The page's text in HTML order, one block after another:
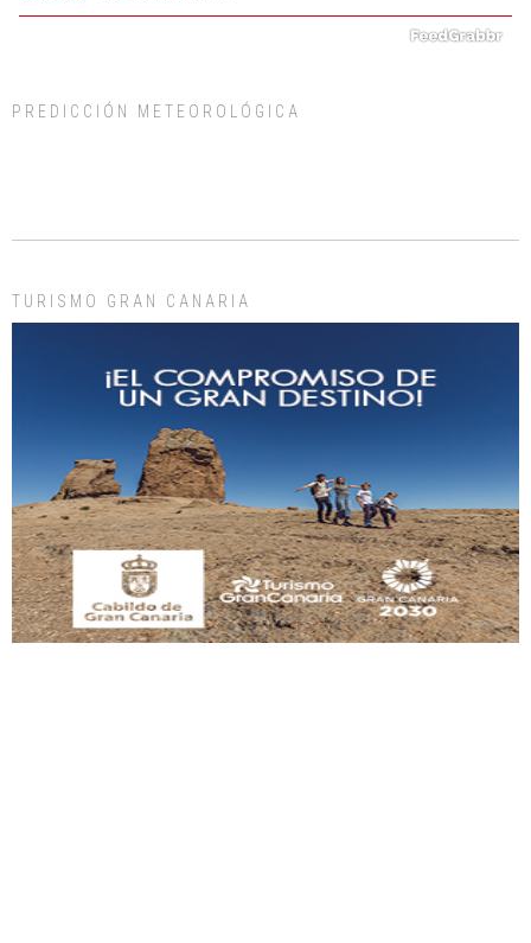
días, ella incluida...
Gato manso encontrado
Este gato macho ha aparecido en la calle hace menos de un mes, es muy
manso y extremadamente cari...
Leales.org » Gran Canaria | 9.7.2025
PREDICCIÓN METEOROLÓGICA
TURISMO GRAN CANARIA